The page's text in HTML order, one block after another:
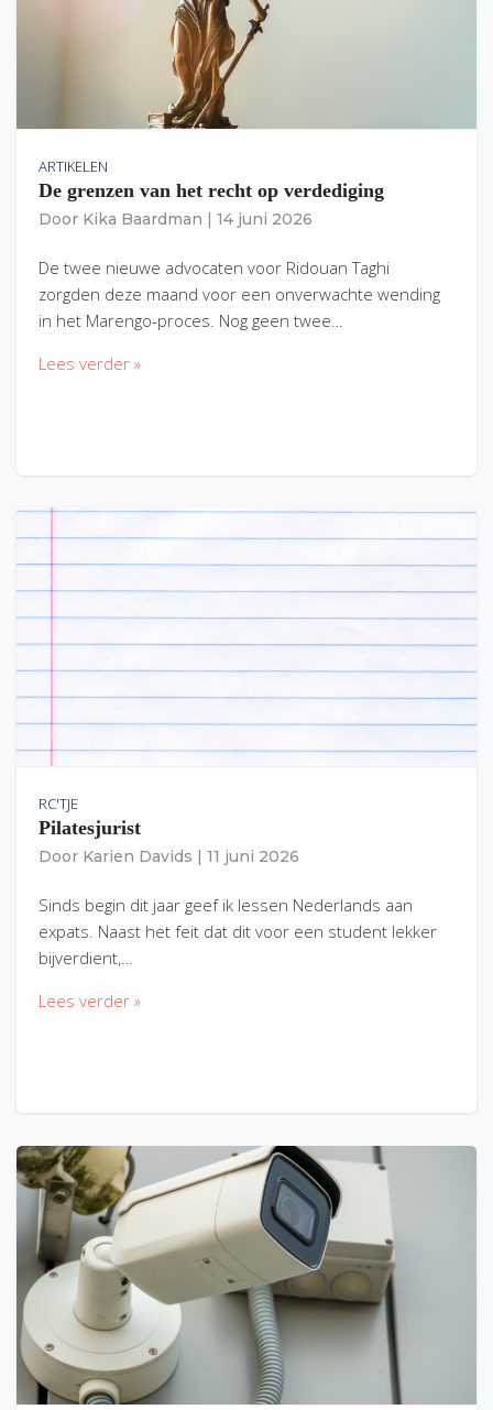
ARTIKELEN
De grenzen van het recht op verdediging
Door Kika Baardman 14 juni 2026
De twee nieuwe advocaten voor Ridouan Taghi
zorgden deze maand voor een onverwachte wending
in het Marengo-proces. Nog geen twee…
Lees verder »
RC'TJE
Pilatesjurist
Door Karien Davids 11 juni 2026
Sinds begin dit jaar geef ik lessen Nederlands aan
expats. Naast het feit dat dit voor een student lekker
bijverdient,…
Lees verder »